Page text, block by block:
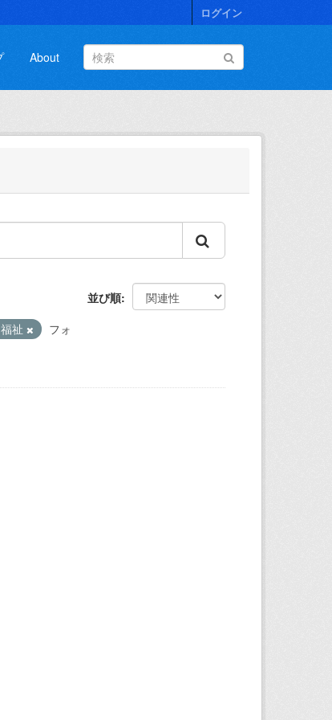
ログイン
About
並び順
祉
フォ